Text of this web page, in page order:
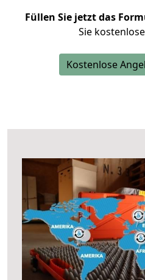
Füllen Sie jetzt das
Sie
Kostenlose